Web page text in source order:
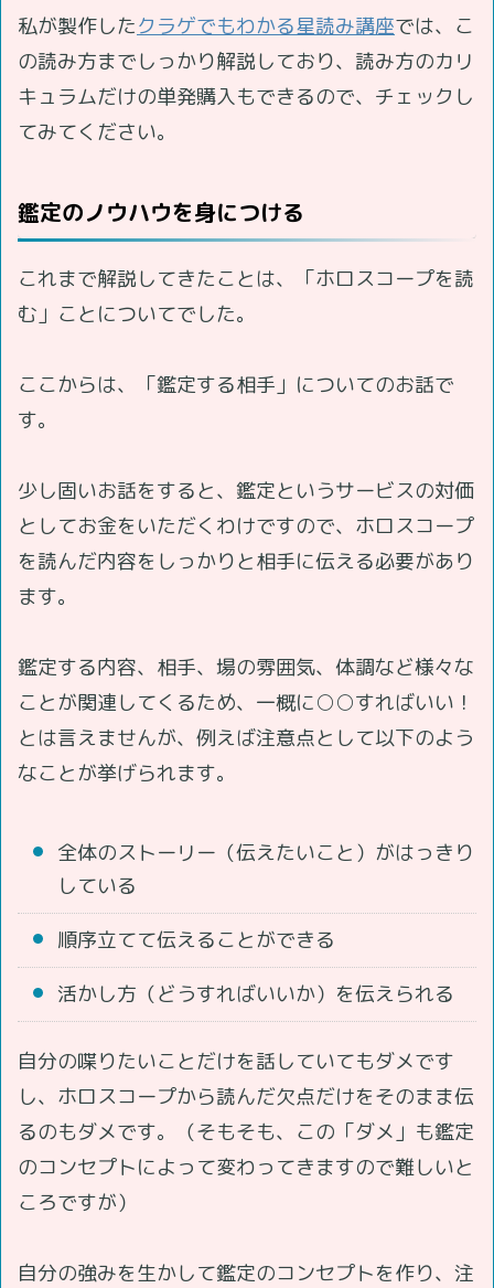
私が製作したクラゲでもわかる星読み講座では、こ
の読み方までしっかり解説しており、読み方のカリ
キュラムだけの単発購入もできるので、チェックし
てみてください。
鑑定のノウハウを身につける
これまで解説してきたことは、「ホロスコープを読
む」ことについてでした。
ここからは、「鑑定する相手」についてのお話で
す。
少し固いお話をすると、鑑定というサービスの対価
としてお金をいただくわけですので、ホロスコープ
を読んだ内容をしっかりと相手に伝える必要があり
ます。
鑑定する内容、相手、場の雰囲気、体調など様々な
ことが関連してくるため、一概に○○すればいい！
とは言えませんが、例えば注意点として以下のよう
なことが挙げられます。
全体のストーリー（伝えたいこと）がはっきり
している
順序立てて伝えることができる
活かし方（どうすればいいか）を伝えられる
自分の喋りたいことだけを話していてもダメです
し、ホロスコープから読んだ欠点だけをそのまま伝
るのもダメです。（そもそも、この「ダメ」も鑑定
のコンセプトによって変わってきますので難しいと
ころですが）
自分の強みを生かして鑑定のコンセプトを作り、注